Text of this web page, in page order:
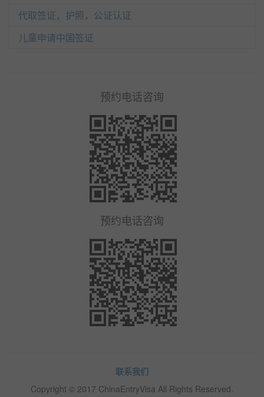
代取签证，护照，公证认证
儿童申请中国签证
预约电话咨询
预约电话咨询
联系我们
Copyright © 2017 ChinaEntryVisa All Rights Reserved.